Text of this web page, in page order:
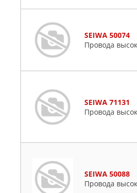
SEIWA 50074
Провода
SEIWA 71131
Провода
SEIWA 50088
Провода